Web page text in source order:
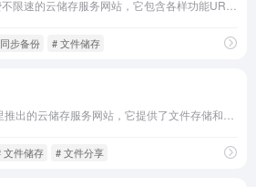
步备份 # 文件储存
文件储存 # 文件分享